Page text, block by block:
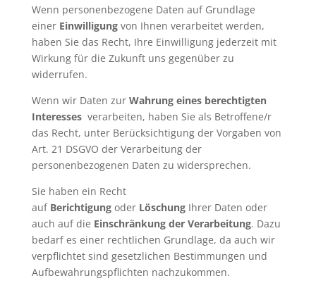
Wenn personenbezogene Daten auf Grundlage
einer Einwilligungvon Ihnen verarbeitet werden,
haben Sie das Recht, Ihre Einwilligung jederzeit mit
Wirkung für die Zukunft uns gegenüber zu
widerrufen.
Wenn wir Daten zur Wahrung eines berechtigten
Interesses verarbeiten, haben Sie als Betroffene/r
das Recht, unter Berücksichtigung der Vorgaben von
Art. 21 DSGVO der Verarbeitung der
personenbezogenen Daten zu widersprechen.
Sie haben ein Recht
auf Berichtigungoder LöschungIhrer Daten oder
auch auf die Einschränkung der Verarbeitung. Dazu
bedarf es einer rechtlichen Grundlage, da auch wir
verpflichtet sind gesetzlichen Bestimmungen und
Aufbewahrungspflichten nachzukommen.